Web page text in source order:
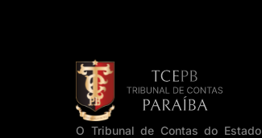
O Tribunal de Contas do Estado